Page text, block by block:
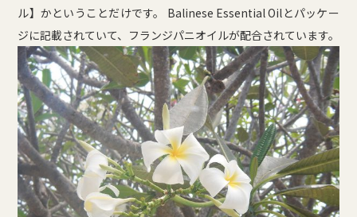
ル】かということだけです。 Balinese Essential Oilとパッケー
ジに記載されていて、フランジパニオイルが配合されています。